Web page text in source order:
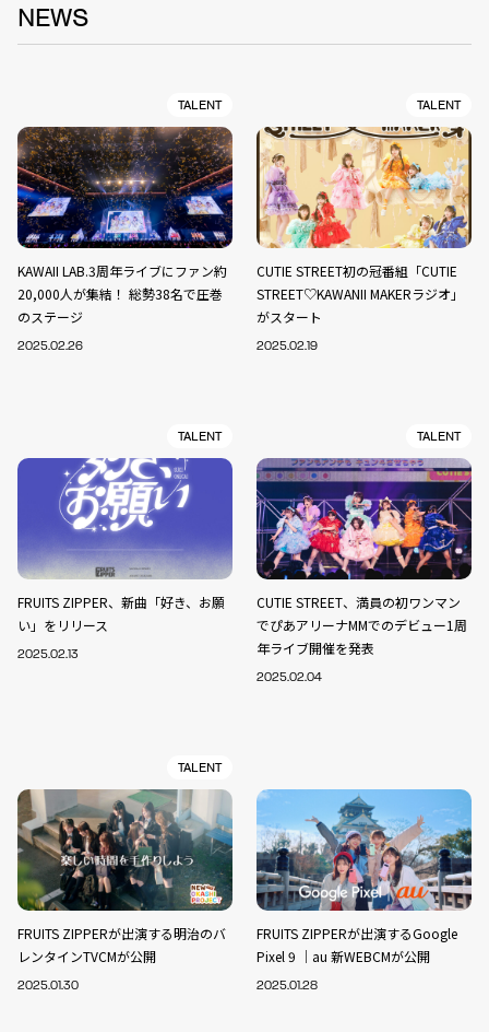
NEWS
TALENT
KAWAII LAB.3周年ライブにファン約
20,000人が集結！ 総勢38名で圧巻
のステージ
2025.02.26
TALENT
CUTIE STREET初の冠番組「CUTIE
STREET♡KAWANII MAKERラジオ」
がスタート
2025.02.19
TALENT
FRUITS ZIPPER、新曲「好き、お願
い」をリリース
2025.02.13
TALENT
CUTIE STREET、満員の初ワンマン
でぴあアリーナMMでのデビュー1周
年ライブ開催を発表
2025.02.04
TALENT
FRUITS ZIPPERが出演する明治のバ
レンタインTVCMが公開
2025.01.30
FRUITS ZIPPERが出演するGoogle
Pixel 9 ｜au 新WEBCMが公開
2025.01.28